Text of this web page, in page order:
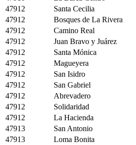
47912
Santa Cecilia
47912
Bosques de La Rivera
47912
Camino Real
47912
Juan Bravo y Juárez
47912
Santa Mónica
47912
Magueyera
47912
San Isidro
47912
San Gabriel
47912
Abrevadero
47912
Solidaridad
47912
La Hacienda
47913
San Antonio
47913
Loma Bonita